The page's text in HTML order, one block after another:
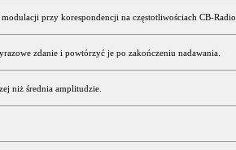
przy korespondencji na częstotliwościach CB-Radio.
zdanie i powtórzyć je po zakończeniu nadawania.
niż średnia amplitudzie.